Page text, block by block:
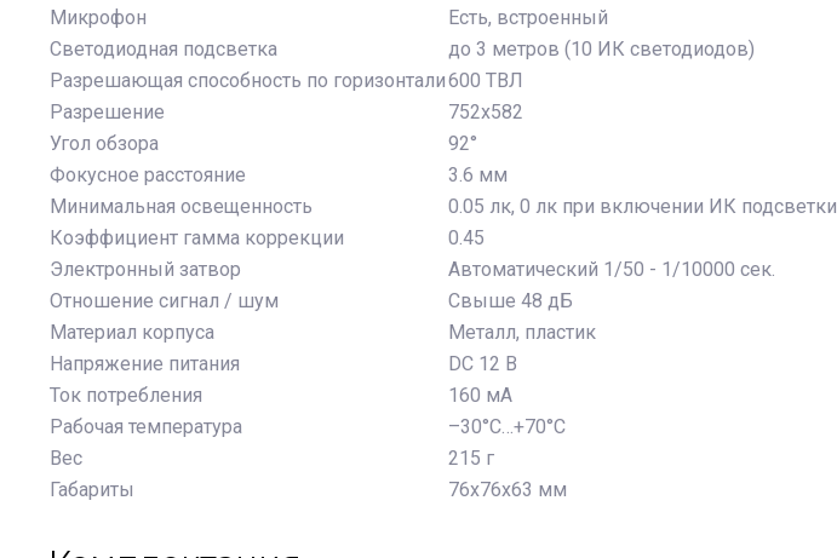
Микрофон
Есть, встроенный
Светодиодная подсветка
до 3 метров (10 ИК светодиодов)
Разрешающая способность по горизонтали600 ТВЛ
Разрешение
752х582
Угол обзора
92°
Фокусное расстояние
3.6 мм
Минимальная освещенность
0.05 лк, 0 лк при включении ИК подсветки
Коэффициент гамма коррекции
0.45
Электронный затвор
Автоматический 1/50 - 1/10000 сек.
Отношение сигнал / шум
Свыше 48 дБ
Материал корпуса
Металл, пластик
Напряжение питания
DC 12 В
Ток потребления
160 мА
Рабочая температура
–30°C…+70°C
Вес
215 г
Габариты
76х76х63 мм